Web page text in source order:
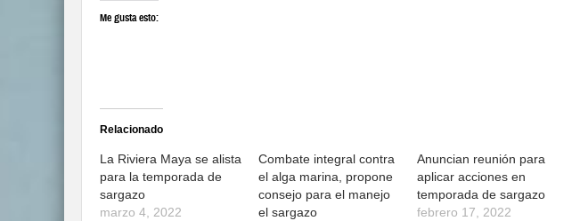
Me gusta esto:
Relacionado
La Riviera Maya se alista
para la temporada de
sargazo
marzo 4, 2022
Combate integral contra
el alga marina, propone
consejo para el manejo
el sargazo
Anuncian reunión para
aplicar acciones en
temporada de sargazo
febrero 17, 2022